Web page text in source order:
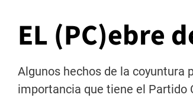
EL (PC)ebre
Algunos hechos de la coyuntura
importancia que tiene el Partido